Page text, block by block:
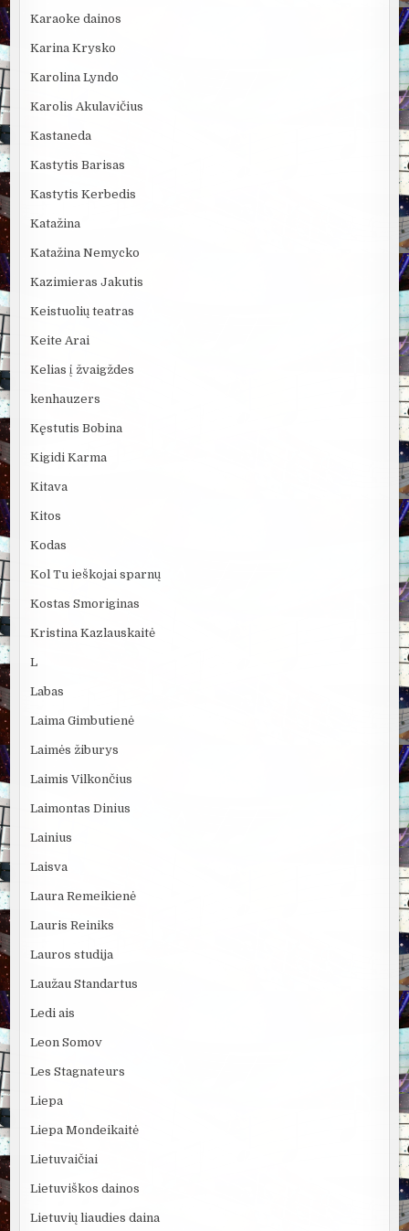
Karaoke dainos
Karina Krysko
Karolina Lyndo
Karolis Akulavičius
Kastaneda
Kastytis Barisas
Kastytis Kerbedis
Katažina
Katažina Nemycko
Kazimieras Jakutis
Keistuolių teatras
Keite Arai
Kelias į žvaigždes
kenhauzers
Kęstutis Bobina
Kigidi Karma
Kitava
Kitos
Kodas
Kol Tu ieškojai sparnų
Kostas Smoriginas
Kristina Kazlauskaitė
L
Labas
Laima Gimbutienė
Laimės žiburys
Laimis Vilkončius
Laimontas Dinius
Lainius
Laisva
Laura Remeikienė
Lauris Reiniks
Lauros studija
Laužau Standartus
Ledi ais
Leon Somov
Les Stagnateurs
Liepa
Liepa Mondeikaitė
Lietuvaičiai
Lietuviškos dainos
Lietuvių liaudies daina